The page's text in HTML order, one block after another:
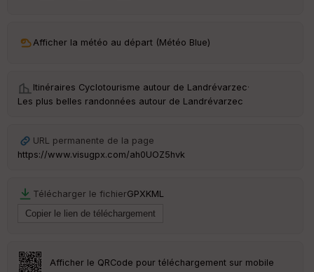
Afficher la météo au départ (Météo Blue)
Itinéraires Cyclotourisme autour de Landrévarzec·
Les plus belles randonnées autour de Landrévarzec
URL permanente de la page
https://www.visugpx.com/ah0UOZ5hvk
Télécharger le fichierGPXKML
Afficher le QRCode pour téléchargement sur mobile